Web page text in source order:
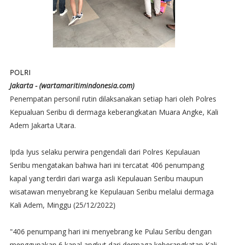
POLRI
Jakarta - (wartamaritimindonesia.com)
Penempatan personil rutin dilaksanakan setiap hari oleh Polres
Kepualuan Seribu di dermaga keberangkatan Muara Angke, Kali
Adem Jakarta Utara.
Ipda Iyus selaku perwira pengendali dari Polres Kepulauan
Seribu mengatakan bahwa hari ini tercatat 406 penumpang
kapal yang terdiri dari warga asli Kepulauan Seribu maupun
wisatawan menyebrang ke Kepulauan Seribu melalui dermaga
Kali Adem, Minggu (25/12/2022)
"406 penumpang hari ini menyebrang ke Pulau Seribu dengan